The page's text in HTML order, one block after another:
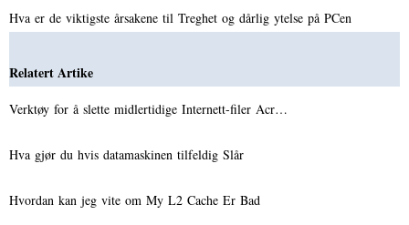
Hva er de viktigste årsakene til Treghet og dårlig ytelse på PCen
Relatert Artike
Verktøy for å slette midlertidige Internett-filer Acr…
Hva gjør du hvis datamaskinen tilfeldig Slår
Hvordan kan jeg vite om My L2 Cache Er Bad